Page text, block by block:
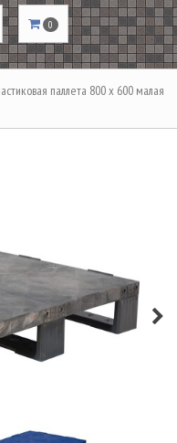
0
паллета 800 х 600 малая